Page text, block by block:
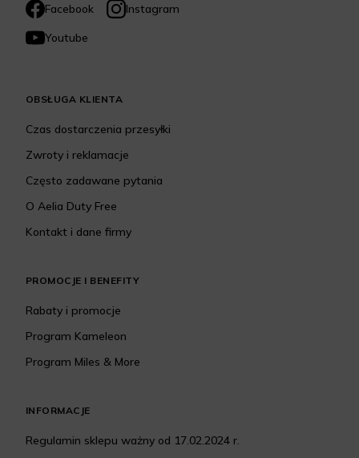
Facebook
Instagram
Youtube
OBSŁUGA KLIENTA
Czas dostarczenia przesyłki
Zwroty i reklamacje
Często zadawane pytania
O Aelia Duty Free
Kontakt i dane firmy
PROMOCJE I BENEFITY
Rabaty i promocje
Program Kameleon
Program Miles & More
INFORMACJE
Regulamin sklepu ważny od 17.02.2024 r.